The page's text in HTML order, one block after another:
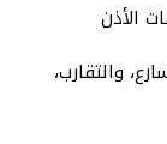
والتقارب،